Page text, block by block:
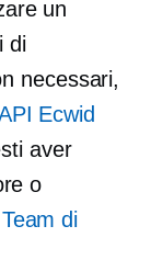
un
di
necessari,
Ecwid
aver
o
Team di